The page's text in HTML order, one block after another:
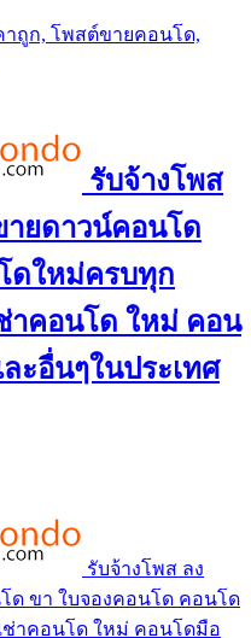
าถูก, โพสต์ขายคอนโด,
รับจ้างโพส
ายดาวน์คอนโด
ดใหม่ครบทุก
าคอนโด ใหม่ คอน
ะอื่นๆในประเทศ
รับจ้างโพส ลง
ด ขา ใบจองคอนโด คอนโด
ช่าคอนโด ใหม่ คอนโดมือ